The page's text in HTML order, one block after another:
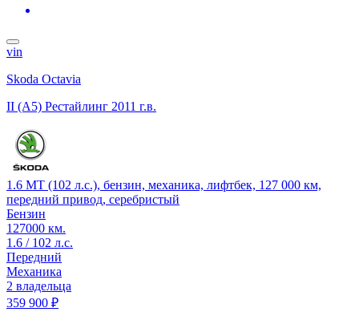
vin
Skoda Octavia
II (A5) Рестайлинг 2011 г.в.
1.6 MT (102 л.с.), бензин, механика, лифтбек, 127 000 км,
передний привод, серебристый
Бензин
127000 км.
1.6 / 102 л.с.
Передний
Механика
2 владельца
359 900 ₽